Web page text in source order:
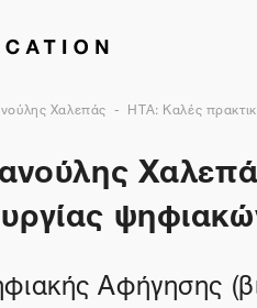
Χαλεπάς HTA: Καλές
Αφήγησης